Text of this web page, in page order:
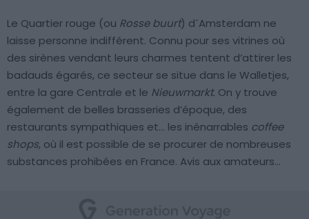
Le Quartier rouge (ou Rosse buurt) d´Amsterdam ne
laisse personne indifférent. Connu pour ses vitrines où
des sirènes vendant leurs charmes tentent d’attirer les
badauds égarés, ce secteur se situe dans le Walletjes,
entre la gare Centrale et le Nieuwmarkt. On y trouve
également de belles brasseries d’époque, des
restaurants sympathiques et… les inénarrables coffee
shops, où il est possible de se procurer de nombreuses
substances prohibées en France. Avis aux amateurs…